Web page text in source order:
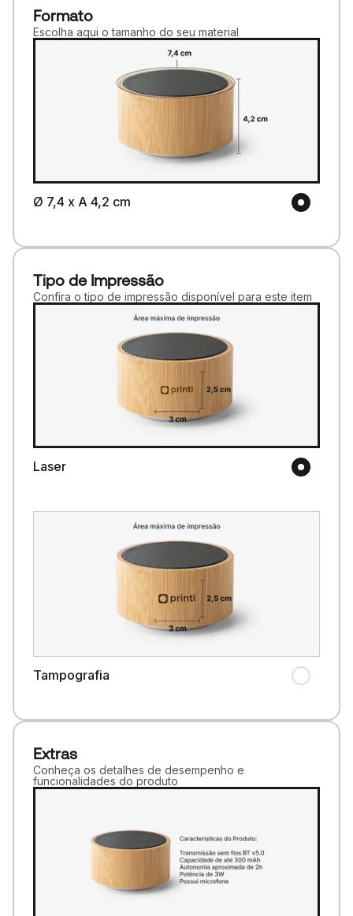
Formato
Escolha aqui o tamanho do seu material
Ø 7,4 x A 4,2 cm
Tipo de Impressão
Confira o tipo de impressão disponível para este item
Laser
Tampografia
Extras
Conheça os detalhes de desempenho e
funcionalidades do produto